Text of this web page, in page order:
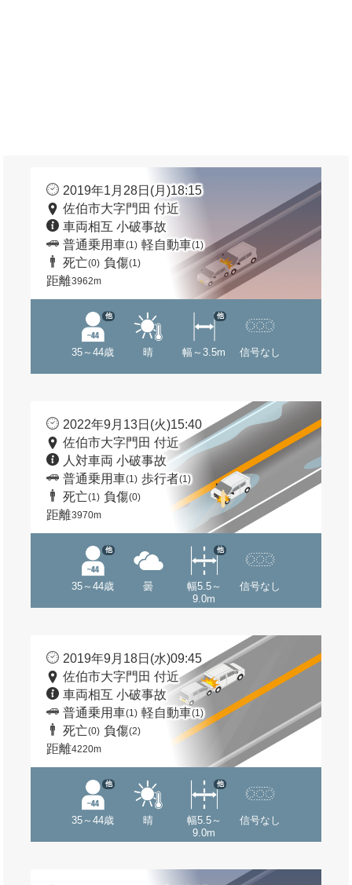
2019年1月28日(月)18:15
佐伯市大字門田 付近
車両相互 小破事故
普通乗用車(1) 軽自動車(1)
死亡(0) 負傷(1)
距離3962m
35～44歳
他
晴 幅～3.5m
他
信号なし
2022年9月13日(火)15:40
佐伯市大字門田 付近
人対車両 小破事故
普通乗用車(1) 歩行者(1)
死亡(1) 負傷(0)
距離3970m
35～44歳
他
曇
幅5.5～
9.0m
他
信号なし
2019年9月18日(水)09:45
佐伯市大字門田 付近
車両相互 小破事故
普通乗用車(1) 軽自動車(1)
死亡(0) 負傷(2)
距離4220m
35～44歳
他
晴
幅5.5～
9.0m
他
信号なし